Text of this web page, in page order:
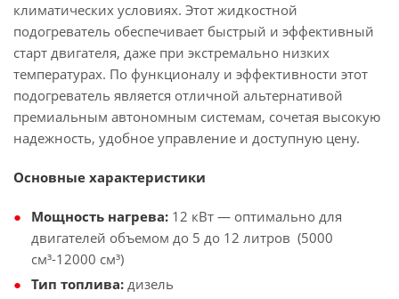
климатических условиях. Этот жидкостной
подогреватель обеспечивает быстрый и эффективный
старт двигателя, даже при экстремально низких
температурах. По функционалу и эффективности этот
подогреватель является отличной альтернативой
премиальным автономным системам, сочетая высокую
надежность, удобное управление и доступную цену.
Основные характеристики
Мощность нагрева: 12 кВт — оптимально для
двигателей объемом до 5 до 12 литров (5000
см³-12000 см³)
Тип топлива: дизель